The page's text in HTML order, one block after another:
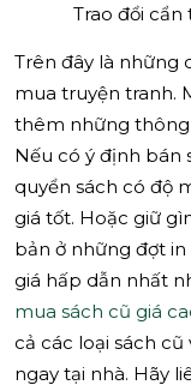
Trao đổi
Trên đây là những
mua truyện tranh.
thêm những thông
Nếu có ý định bán
quyển sách có độ
giá tốt. Hoặc giữ
bản ở những đợt
giá hấp dẫn nhất
mua sách cũ giá
cả các loại sách
ngay tại nhà. Hãy